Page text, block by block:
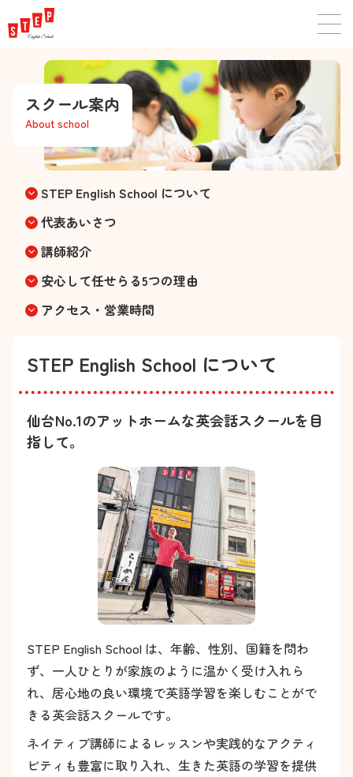
スクール案内
About school
keyboard_arrow_down STEP English School について
keyboard_arrow_down 代表あいさつ
keyboard_arrow_down 講師紹介
keyboard_arrow_down 安心して任せらる5つの理由
keyboard_arrow_down アクセス・営業時間
STEP English School について
仙台No.1のアットホームな英会話スクールを目
指して。
STEP English School は、年齢、性別、国籍を問わ
ず、一人ひとりが家族のように温かく受け入れら
れ、居心地の良い環境で英語学習を楽しむことがで
きる英会話スクールです。
ネイティブ講師によるレッスンや実践的なアクティ
ビティも豊富に取り入れ、生きた英語の学習を提供